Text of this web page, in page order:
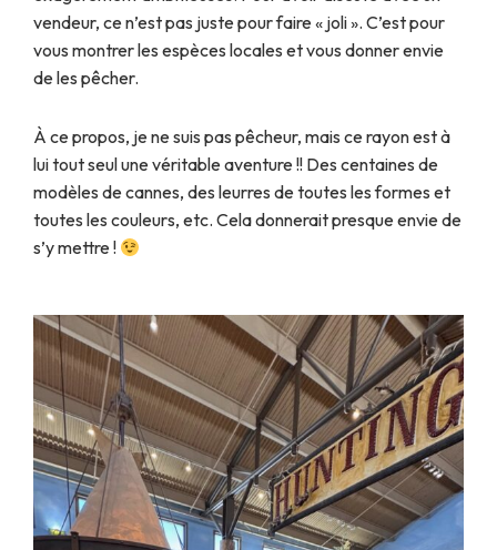
vendeur, ce n’est pas juste pour faire « joli ». C’est pour
vous montrer les espèces locales et vous donner envie
de les pêcher.
À ce propos, je ne suis pas pêcheur, mais ce rayon est à
lui tout seul une véritable aventure !! Des centaines de
modèles de cannes, des leurres de toutes les formes et
toutes les couleurs, etc. Cela donnerait presque envie de
s’y mettre !